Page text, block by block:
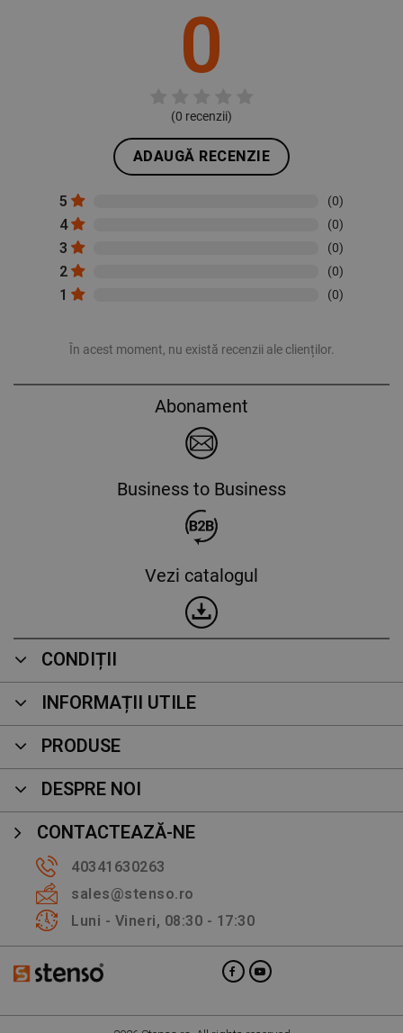
0
(0 recenzii)
ADAUGĂ RECENZIE
5 (0)
4 (0)
3 (0)
2 (0)
1 (0)
În acest moment, nu există recenzii ale clienților.
Abonament
Business to Business
Vezi catalogul
CONDIȚII
INFORMAȚII UTILE
PRODUSE
DESPRE NOI
CONTACTEAZĂ-NE
40341630263
sales@stenso.ro
Luni - Vineri, 08:30 - 17:30